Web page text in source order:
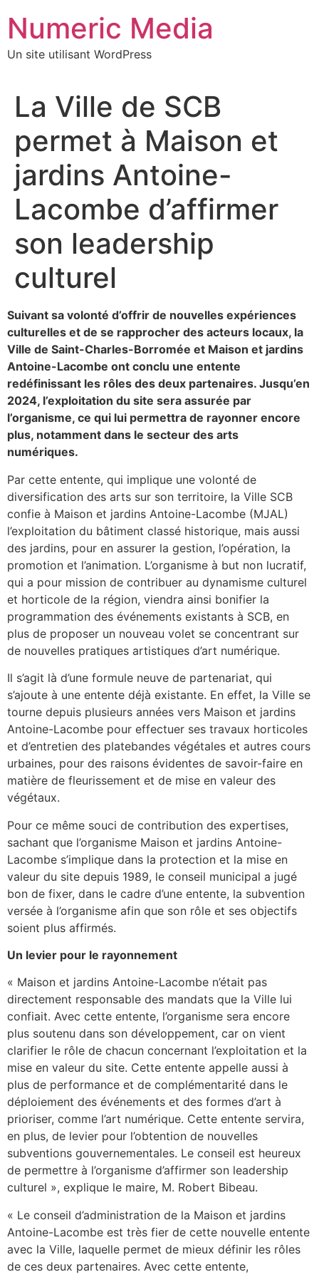
contenu
Numeric Media
Un site utilisant WordPress
La Ville de SCB
permet à Maison et
jardins Antoine-
Lacombe d’affirmer
son leadership
culturel
Suivant sa volonté d’offrir de nouvelles expériences
culturelles et de se rapprocher des acteurs locaux, la
Ville de Saint-Charles-Borromée et Maison et jardins
Antoine-Lacombe ont conclu une entente
redéfinissant les rôles des deux partenaires. Jusqu’en
2024, l’exploitation du site sera assurée par
l’organisme, ce qui lui permettra de rayonner encore
plus, notamment dans le secteur des arts
numériques.
Par cette entente, qui implique une volonté de
diversification des arts sur son territoire, la Ville SCB
confie à Maison et jardins Antoine-Lacombe (MJAL)
l’exploitation du bâtiment classé historique, mais aussi
des jardins, pour en assurer la gestion, l’opération, la
promotion et l’animation. L’organisme à but non lucratif,
qui a pour mission de contribuer au dynamisme culturel
et horticole de la région, viendra ainsi bonifier la
programmation des événements existants à SCB, en
plus de proposer un nouveau volet se concentrant sur
de nouvelles pratiques artistiques d’art numérique.
Il s’agit là d’une formule neuve de partenariat, qui
s’ajoute à une entente déjà existante. En effet, la Ville se
tourne depuis plusieurs années vers Maison et jardins
Antoine-Lacombe pour effectuer ses travaux horticoles
et d’entretien des platebandes végétales et autres cours
urbaines, pour des raisons évidentes de savoir-faire en
matière de fleurissement et de mise en valeur des
végétaux.
Pour ce même souci de contribution des expertises,
sachant que l’organisme Maison et jardins Antoine-
Lacombe s’implique dans la protection et la mise en
valeur du site depuis 1989, le conseil municipal a jugé
bon de fixer, dans le cadre d’une entente, la subvention
versée à l’organisme afin que son rôle et ses objectifs
soient plus affirmés.
Un levier pour le rayonnement
« Maison et jardins Antoine-Lacombe n’était pas
directement responsable des mandats que la Ville lui
confiait. Avec cette entente, l’organisme sera encore
plus soutenu dans son développement, car on vient
clarifier le rôle de chacun concernant l’exploitation et la
mise en valeur du site. Cette entente appelle aussi à
plus de performance et de complémentarité dans le
déploiement des événements et des formes d’art à
prioriser, comme l’art numérique. Cette entente servira,
en plus, de levier pour l’obtention de nouvelles
subventions gouvernementales. Le conseil est heureux
de permettre à l’organisme d’affirmer son leadership
culturel », explique le maire, M. Robert Bibeau.
« Le conseil d’administration de la Maison et jardins
Antoine-Lacombe est très fier de cette nouvelle entente
avec la Ville, laquelle permet de mieux définir les rôles
de ces deux partenaires. Avec cette entente,